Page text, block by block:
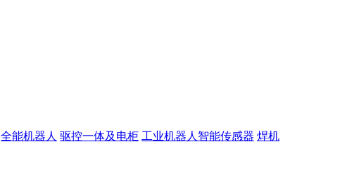
全能机器人 驱控一体及电柜 工业机器人智能传感器 焊机